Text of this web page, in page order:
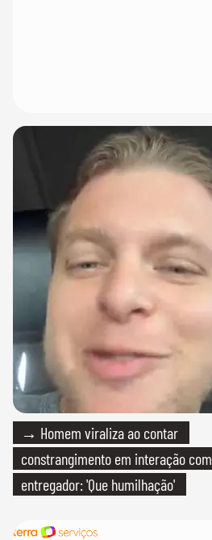
→ Homem viraliza ao contar
constrangimento em interação com
entregador: 'Que humilhação'